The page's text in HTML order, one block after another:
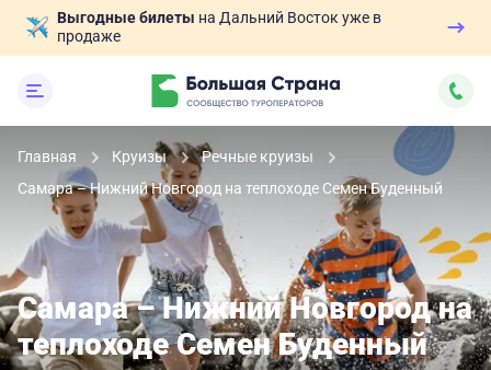
Выгодные билеты на Дальний Восток уже в
продаже
Главная Круизы
Речные круизы
Самара – Нижний Новгород на теплоходе Семен Буденный
Самара – Нижний Новгород на
теплоходе Семен Буденный